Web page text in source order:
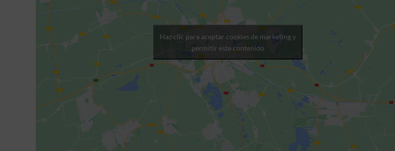
Haz clic para aceptar cookies de marketing y
permitir este contenido